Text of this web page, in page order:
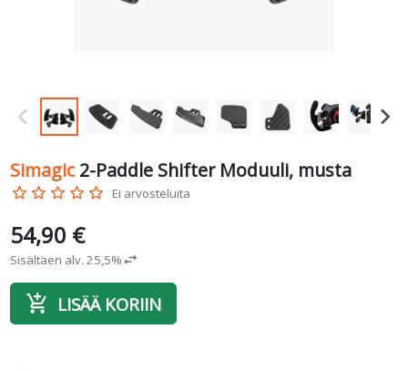
Simagic 2-Paddle Shifter Moduuli, musta
star_border star_border star_border star_border star_border Ei arvosteluita
54,90 €
Sisältäen alv. 25,5%swap_horiz
add_shopping_cart LISÄÄ KORIIN